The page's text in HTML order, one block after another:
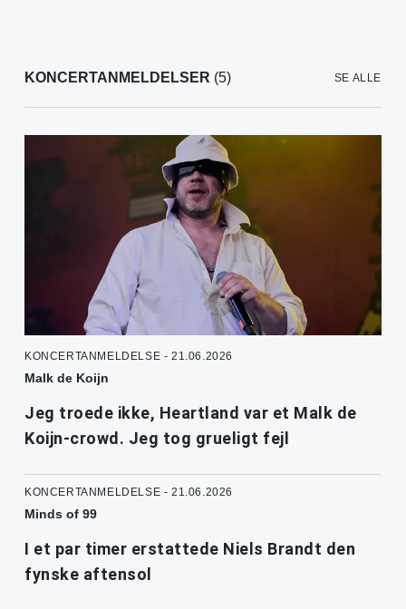
KONCERTANMELDELSER (5) SE ALLE
KONCERTANMELDELSE - 21.06.2026
Malk de Koijn
Jeg troede ikke, Heartland var et Malk de
Koijn-crowd. Jeg tog grueligt fejl
KONCERTANMELDELSE - 21.06.2026
Minds of 99
I et par timer erstattede Niels Brandt den
fynske aftensol